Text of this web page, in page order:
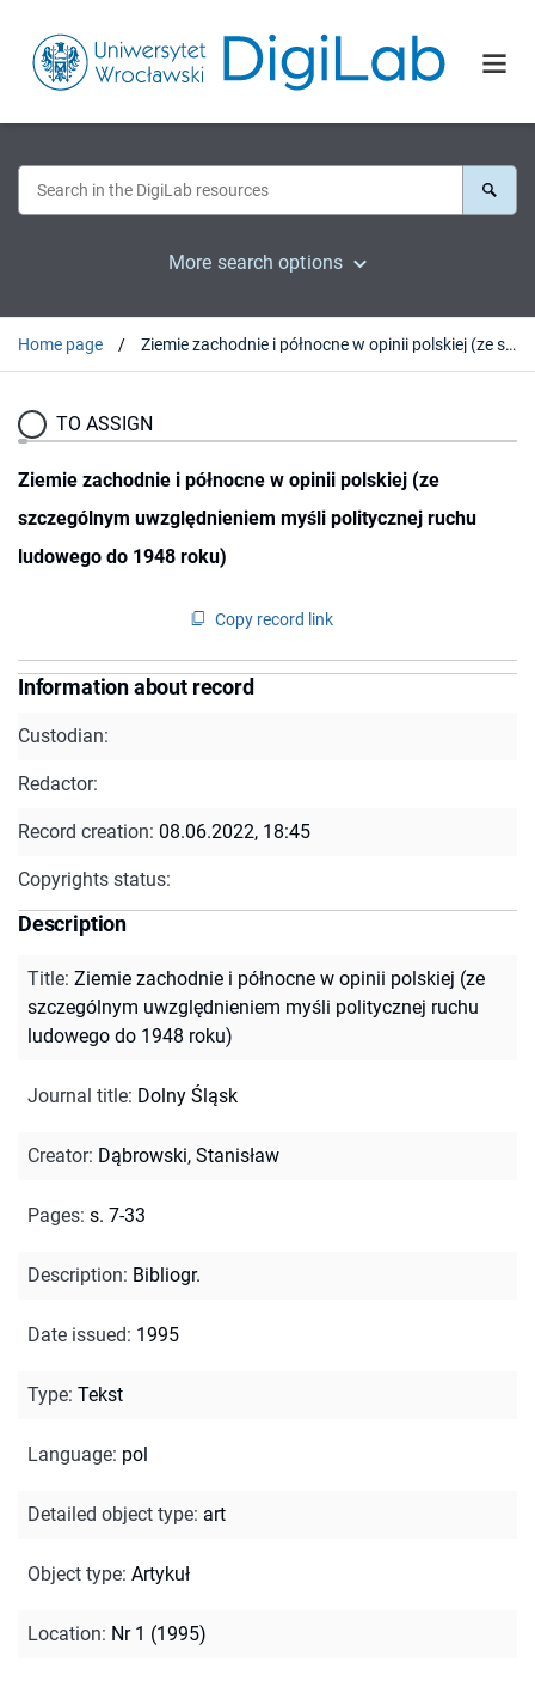
More search options
Home page Ziemie zachodnie i północne w opinii polskiej (ze szczególnym uwzględnieniem myśli politycznej ruchu ludowego do 1948 roku)
TO ASSIGN
Ziemie zachodnie i północne w opinii polskiej (ze
szczególnym uwzględnieniem myśli politycznej ruchu
ludowego do 1948 roku)
Copy record link
Information about record
Custodian:
Redactor:
Record creation: 08.06.2022, 18:45
Copyrights status:
Description
Title: Ziemie zachodnie i północne w opinii polskiej (ze
szczególnym uwzględnieniem myśli politycznej ruchu
ludowego do 1948 roku)
Journal title: Dolny Śląsk
Creator: Dąbrowski, Stanisław
Pages: s. 7-33
Description: Bibliogr.
Date issued: 1995
Type: Tekst
Language: pol
Detailed object type: art
Object type: Artykuł
Location: Nr 1 (1995)